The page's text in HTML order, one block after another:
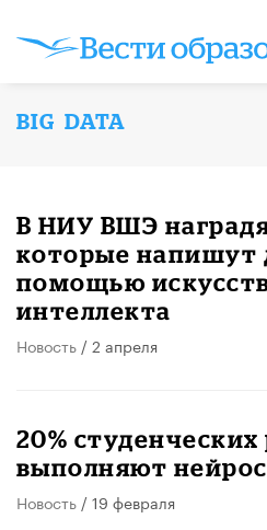
BIG DATA
В НИУ ВШЭ
которые напишут
помощью
интеллекта
Новость / 2 апреля
20% студенческих
выполняют
Новость / 19 февраля